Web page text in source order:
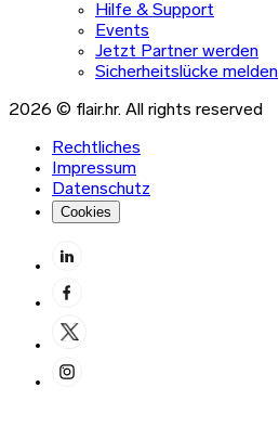
Hilfe & Support
Events
Jetzt Partner werden
Sicherheitslücke melden
2026 © flair.hr. All rights reserved
Rechtliches
Impressum
Datenschutz
Cookies